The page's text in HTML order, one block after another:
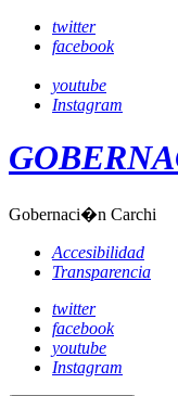
twitter
facebook
youtube
Instagram
Gobernaci�n Carchi
Accesibilidad
Transparencia
twitter
facebook
youtube
Instagram